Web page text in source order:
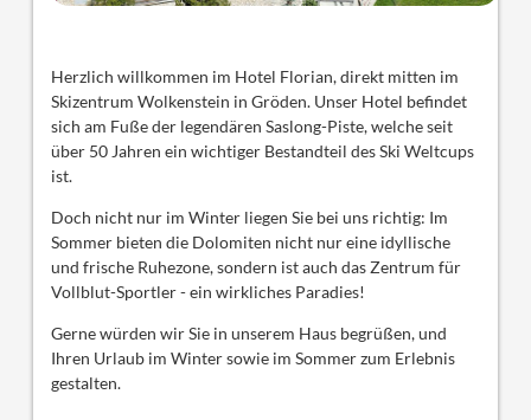
Herzlich willkommen im Hotel Florian, direkt mitten im
Skizentrum Wolkenstein in Gröden. Unser Hotel befindet
sich am Fuße der legendären Saslong-Piste, welche seit
über 50 Jahren ein wichtiger Bestandteil des Ski Weltcups
ist.
Doch nicht nur im Winter liegen Sie bei uns richtig: Im
Sommer bieten die Dolomiten nicht nur eine idyllische
und frische Ruhezone, sondern ist auch das Zentrum für
Vollblut-Sportler - ein wirkliches Paradies!
Gerne würden wir Sie in unserem Haus begrüßen, und
Ihren Urlaub im Winter sowie im Sommer zum Erlebnis
gestalten.